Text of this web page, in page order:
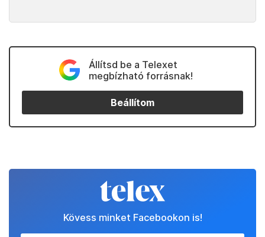
Állítsd be a Telexet
megbízható forrásnak!
Beállítom
Kövess minket Facebookon is!